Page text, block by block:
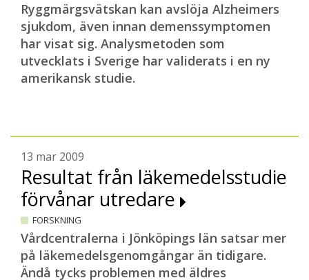
Ryggmärgsvätskan kan avslöja Alzheimers
sjukdom, även innan demenssymptomen
har visat sig. Analysmetoden som
utvecklats i Sverige har validerats i en ny
amerikansk studie.
13 mar 2009
Resultat från läkemedelsstudie
förvånar utredare
FORSKNING
Vårdcentralerna i Jönköpings län satsar mer
på läkemedelsgenomgångar än tidigare.
Ändå tycks problemen med äldres